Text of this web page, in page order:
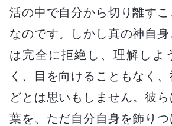
活の中で自分から切り離す
なのです。しかし真の神自
は完全に拒絶し、理解しよ
く、目を向けることもなく
どとは思いもしません。彼
葉を、ただ自分自身を飾り